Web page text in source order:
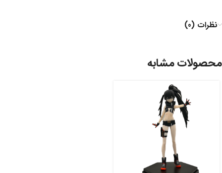
نظرات (0)
محصولات مشابه